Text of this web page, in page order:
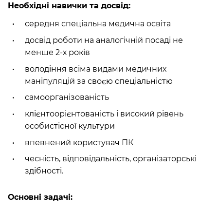
Необхідні навички та досвід:
середня спеціальна медична освіта
досвід роботи на аналогічній посаді не
менше 2-х років
володіння всіма видами медичних
маніпуляцій за своєю спеціальністю
самоорганізованість
клієнтоорієнтованість і високий рівень
особистісної культури
впевнений користувач ПК
чесність, відповідальність, організаторські
здібності.
Основні задачі: